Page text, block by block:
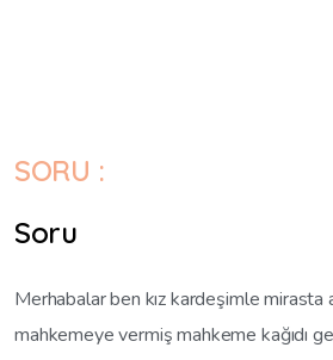
SORU :
Soru
Merhabalar ben kız kardeşimle mirasta
mahkemeye vermiş mahkeme kağıdı